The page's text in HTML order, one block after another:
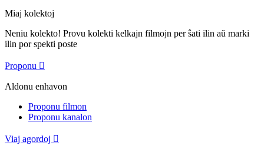
Miaj kolektoj
Neniu kolekto! Provu kolekti kelkajn filmojn per ŝati ilin aŭ marki
ilin por spekti poste
Proponu 
Aldonu enhavon
Proponu filmon
Proponu kanalon
Viaj agordoj 